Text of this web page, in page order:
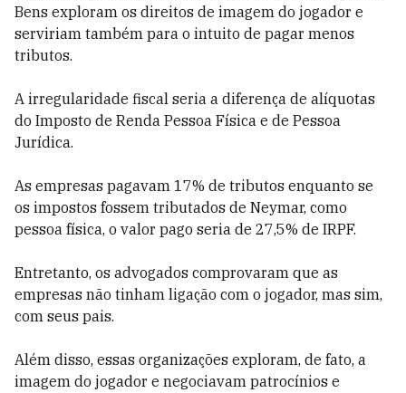
Bens exploram os direitos de imagem do jogador e
serviriam também para o intuito de pagar menos
tributos.
A irregularidade fiscal seria a diferença de alíquotas
do Imposto de Renda Pessoa Física e de Pessoa
Jurídica.
As empresas pagavam 17% de tributos enquanto se
os impostos fossem tributados de Neymar, como
pessoa física, o valor pago seria de 27,5% de IRPF.
Entretanto, os advogados comprovaram que as
empresas não tinham ligação com o jogador, mas sim,
com seus pais.
Além disso, essas organizações exploram, de fato, a
imagem do jogador e negociavam patrocínios e